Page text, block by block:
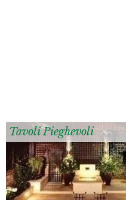
Tavoli Pieghevoli